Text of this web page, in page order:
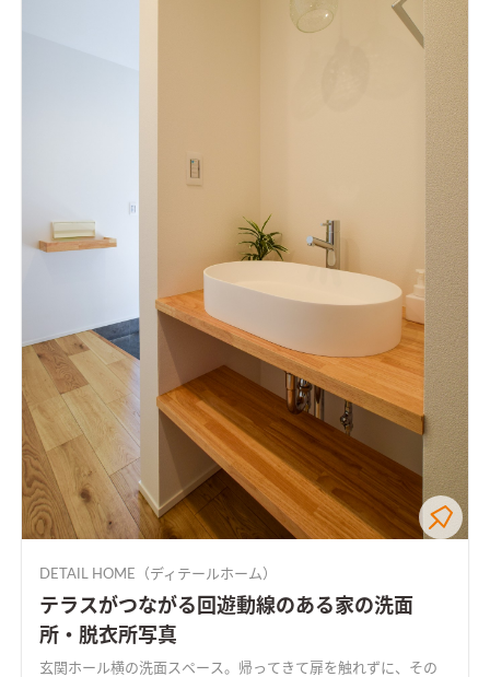
DETAIL HOME（ディテールホーム）
テラスがつながる回遊動線のある家の洗面
所・脱衣所写真
玄関ホール横の洗面スペース。帰ってきて扉を触れずに、その